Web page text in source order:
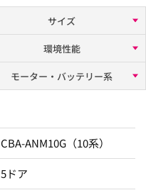
サイズ
環境性能
モーター・バッテリー系
CBA-ANM10G（10系）
5ドア